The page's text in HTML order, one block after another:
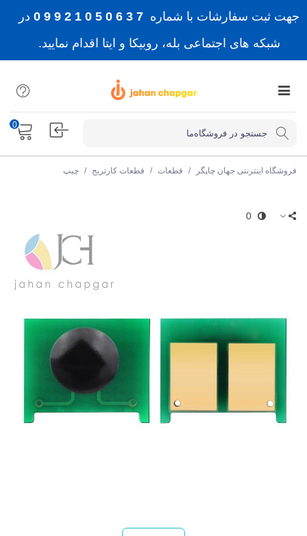
جهت ثبت سفارشات با شماره 7 3 6 0 5 0 1 2 9 9 0
در
شبکه های اجتماعی بله، روبیکا و ایتا اقدام نمایید.
0
فروشگاه اینترنتی جهان چاپگر / قطعات / قطعات کارتریج / چیپ
0